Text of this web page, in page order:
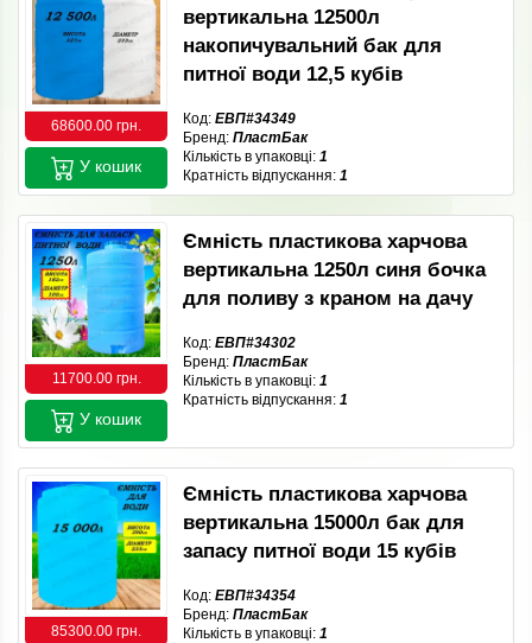
68600.00 грн.
вертикальна 12500л
накопичувальний бак для
питної води 12,5 кубів
Код: ЕВП#34349
Бренд: ПластБак
Кількість в упаковці: 1
Кратність відпускання: 1
У кошик
11700.00 грн.
Ємність пластикова харчова
вертикальна 1250л синя бочка
для поливу з краном на дачу
Код: ЕВП#34302
Бренд: ПластБак
Кількість в упаковці: 1
Кратність відпускання: 1
У кошик
85300.00 грн.
Ємність пластикова харчова
вертикальна 15000л бак для
запасу питної води 15 кубів
Код: ЕВП#34354
Бренд: ПластБак
Кількість в упаковці: 1